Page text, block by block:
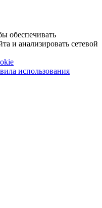
обеспечивать
и анализировать сетевой
использования